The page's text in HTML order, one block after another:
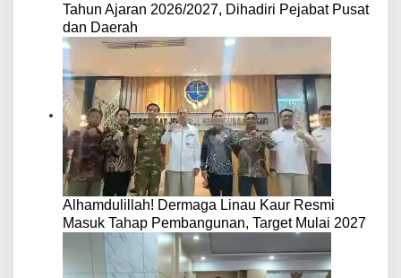
Tahun Ajaran 2026/2027, Dihadiri Pejabat Pusat
dan Daerah
Alhamdulillah! Dermaga Linau Kaur Resmi
Masuk Tahap Pembangunan, Target Mulai 2027